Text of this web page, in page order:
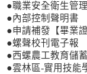
●職業安全衛生管理
●內部控制聲明書
●申請補發【畢業
●螺聲校刊電子報
●西螺農工教育儲
●雲林區-實用技能